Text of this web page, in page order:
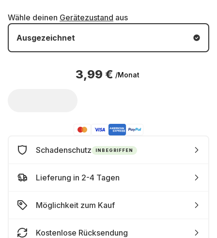
Wähle deinen Gerätezustand aus
Ausgezeichnet
3,99 € /Monat
Schadenschutz INBEGRIFFEN
Lieferung in 2-4 Tagen
Möglichkeit zum Kauf
Kostenlose Rücksendung